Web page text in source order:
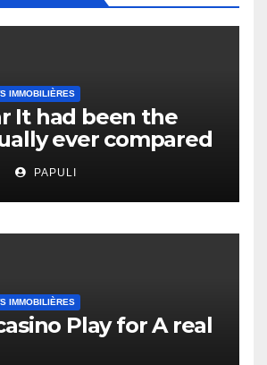
IMMOBILIÈRES
It had been the
ever compared
top actually?
Learners
PAPULI
IMMOBILIÈRES
Play for A real